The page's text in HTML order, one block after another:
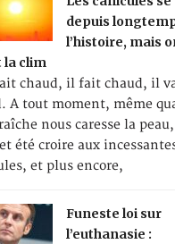
depuis
l’histoire, mais
la clim
chaud, il fait chaud, il
A tout moment, même
nous caresse la
été croire aux
et plus encore,
Funeste loi sur
l’euthanasie :